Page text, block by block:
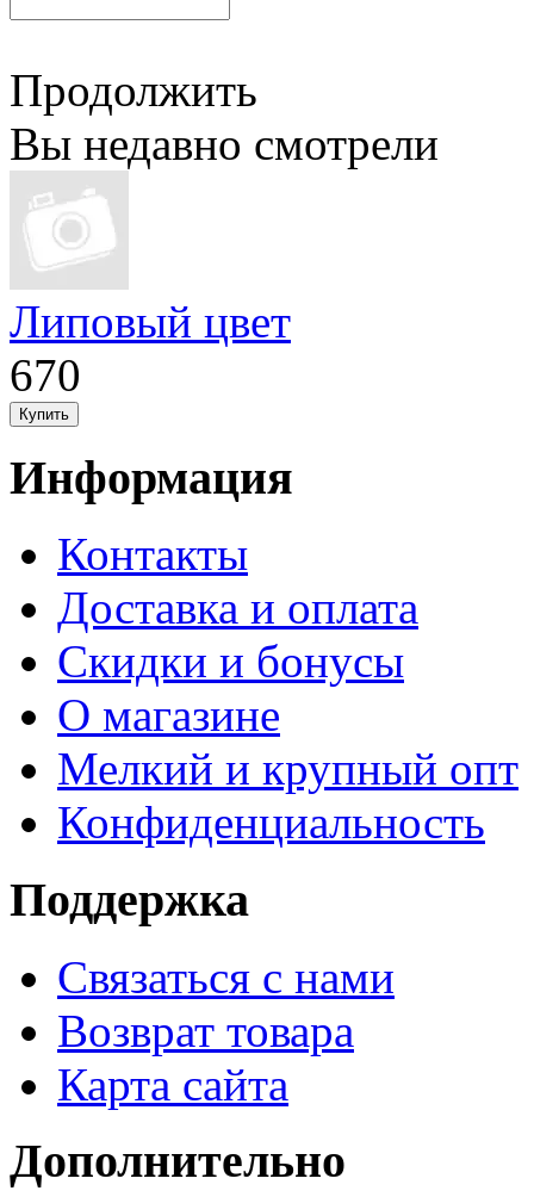
Продолжить
Вы недавно смотрели
Липовый цвет
670
Информация
Контакты
Доставка и оплата
Скидки и бонусы
О магазине
Мелкий и крупный опт
Конфиденциальность
Поддержка
Связаться с нами
Возврат товара
Карта сайта
Дополнительно